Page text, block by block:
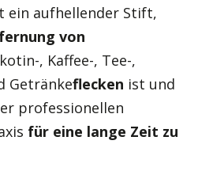
ein aufhellender Stift,
von
, Kaffee-, Tee-,
Getränkeflecken ist und
professionellen
für eine lange Zeit zu